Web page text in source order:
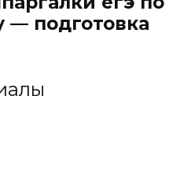
— подготовка